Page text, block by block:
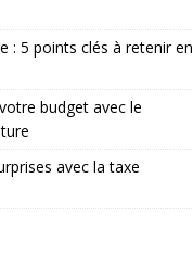
: 5 points clés à retenir en
budget avec le
avec la taxe